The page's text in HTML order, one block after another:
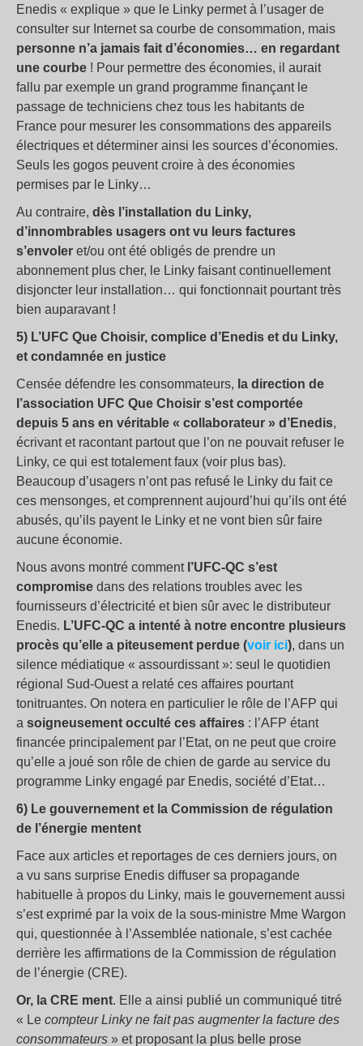
Enedis « explique » que le Linky permet à l’usager de
consulter sur Internet sa courbe de consommation, mais
personne n’a jamais fait d’économies… en regardant
une courbe ! Pour permettre des économies, il aurait
fallu par exemple un grand programme finançant le
passage de techniciens chez tous les habitants de
France pour mesurer les consommations des appareils
électriques et déterminer ainsi les sources d’économies.
Seuls les gogos peuvent croire à des économies
permises par le Linky…
Au contraire, dès l’installation du Linky,
d’innombrables usagers ont vu leurs factures
s’envoler et/ou ont été obligés de prendre un
abonnement plus cher, le Linky faisant continuellement
disjoncter leur installation… qui fonctionnait pourtant très
bien auparavant !
5) L’UFC Que Choisir, complice d’Enedis et du Linky,
et condamnée en justice
Censée défendre les consommateurs, la direction de
l’association UFC Que Choisir s’est comportée
depuis 5 ans en véritable « collaborateur » d’Enedis,
écrivant et racontant partout que l’on ne pouvait refuser le
Linky, ce qui est totalement faux (voir plus bas).
Beaucoup d’usagers n’ont pas refusé le Linky du fait ce
ces mensonges, et comprennent aujourd’hui qu’ils ont été
abusés, qu’ils payent le Linky et ne vont bien sûr faire
aucune économie.
Nous avons montré comment l’UFC-QC s’est
compromise dans des relations troubles avec les
fournisseurs d’électricité et bien sûr avec le distributeur
Enedis. L’UFC-QC a intenté à notre encontre plusieurs
procès qu’elle a piteusement perdue (voir ici), dans un
silence médiatique « assourdissant »: seul le quotidien
régional Sud-Ouest a relaté ces affaires pourtant
tonitruantes. On notera en particulier le rôle de l’AFP qui
a soigneusement occulté ces affaires : l’AFP étant
financée principalement par l’Etat, on ne peut que croire
qu’elle a joué son rôle de chien de garde au service du
programme Linky engagé par Enedis, société d’Etat…
6) Le gouvernement et la Commission de régulation
de l’énergie mentent
Face aux articles et reportages de ces derniers jours, on
a vu sans surprise Enedis diffuser sa propagande
habituelle à propos du Linky, mais le gouvernement aussi
s’est exprimé par la voix de la sous-ministre Mme Wargon
qui, questionnée à l’Assemblée nationale, s’est cachée
derrière les affirmations de la Commission de régulation
de l’énergie (CRE).
Or, la CRE ment. Elle a ainsi publié un communiqué titré
« Le compteur Linky ne fait pas augmenter la facture des
consommateurs » et proposant la plus belle prose